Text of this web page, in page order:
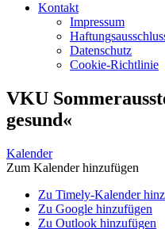
Kontakt
Impressum
Datenschutz
Cookie-Richtlinie
VKU
gesund«
Kalender
Zum Kalender hinzufügen
Zu Timely-Kalender
Zu Google hinzufügen
Zu Outlook hinzufügen